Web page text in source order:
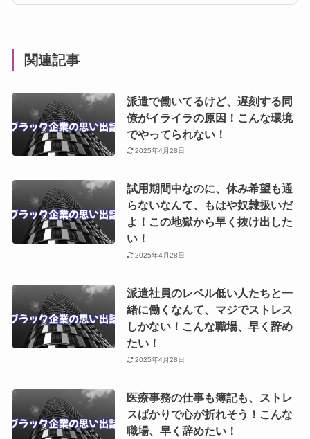
関連記事
派遣で働いてるけど、遅刻する同
僚がイライラの原因！こんな環境
でやってられない！
2025年4月28日
試用期間中なのに、休み希望も通
らないなんて、もはや奴隷扱いだ
よ！この地獄から早く抜け出した
い！
2025年4月28日
派遣社員のレベル低い人たちと一
緒に働くなんて、マジでストレス
しかない！こんな職場、早く辞め
たい！
2025年4月28日
医療事務の仕事も簿記も、ストレ
スばかりで心が折れそう！こんな
職場、早く辞めたい！